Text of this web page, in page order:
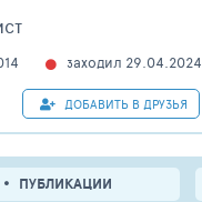
заходил 29.04.2024
ДОБАВИТЬ В ДРУЗЬЯ
ПУБЛИКАЦИИ